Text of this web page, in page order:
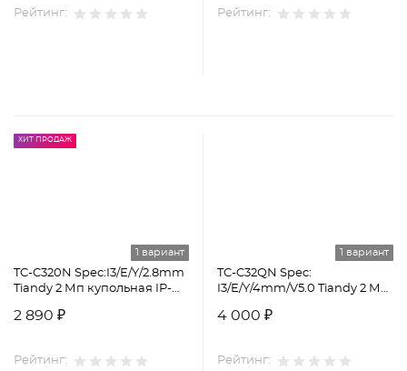
Рейтинг: Рейтинг:
ХИТ ПРОДАЖ
1 вариант
TC-C320N Spec:I3/E/Y/2.8mm
Tiandy 2 Мп купольная IP-
2 890 ₽
Рейтинг:
1 вариант
TC-C32QN Spec:
I3/E/Y/4mm/V5.0 Tiandy 2 Мп
IP-камера
4 000 ₽
Рейтинг: